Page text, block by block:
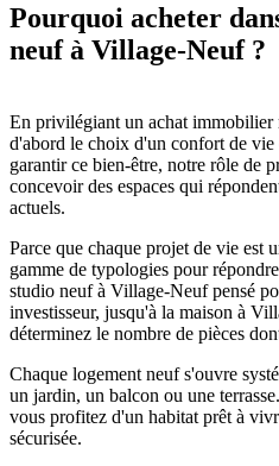
Pourquoi acheter
neuf à Village-Neuf ?
En privilégiant un achat
d'abord le choix d'un confort de
garantir ce bien-être, notre rôle de
concevoir des espaces qui
actuels.
Parce que chaque projet de vie est
gamme de typologies pour
studio neuf à Village-Neuf pensé
investisseur, jusqu'à la maison à
déterminez le nombre de pièces
Chaque logement neuf s'ouvre
un jardin, un balcon ou une
vous profitez d'un habitat prêt à
sécurisée.